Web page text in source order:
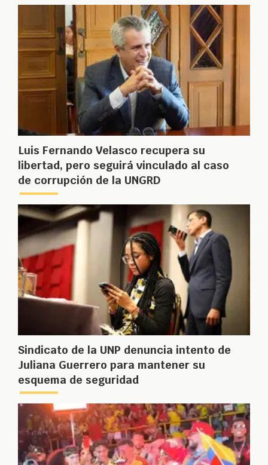
Luis Fernando Velasco recupera su
libertad, pero seguirá vinculado al caso
de corrupción de la UNGRD
Sindicato de la UNP denuncia intento de
Juliana Guerrero para mantener su
esquema de seguridad